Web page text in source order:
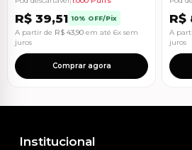
R$ 39,51 10% OFF/Pix
A partir de R$ 43,90 em até 6x sem
juros
Comprar agora
R$
A
juros
Institucional